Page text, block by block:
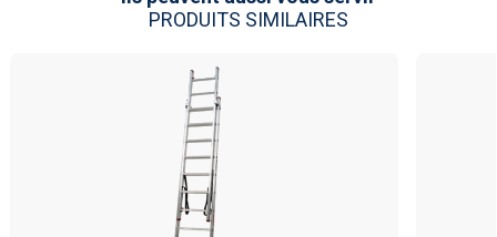
PRODUITS SIMILAIRES